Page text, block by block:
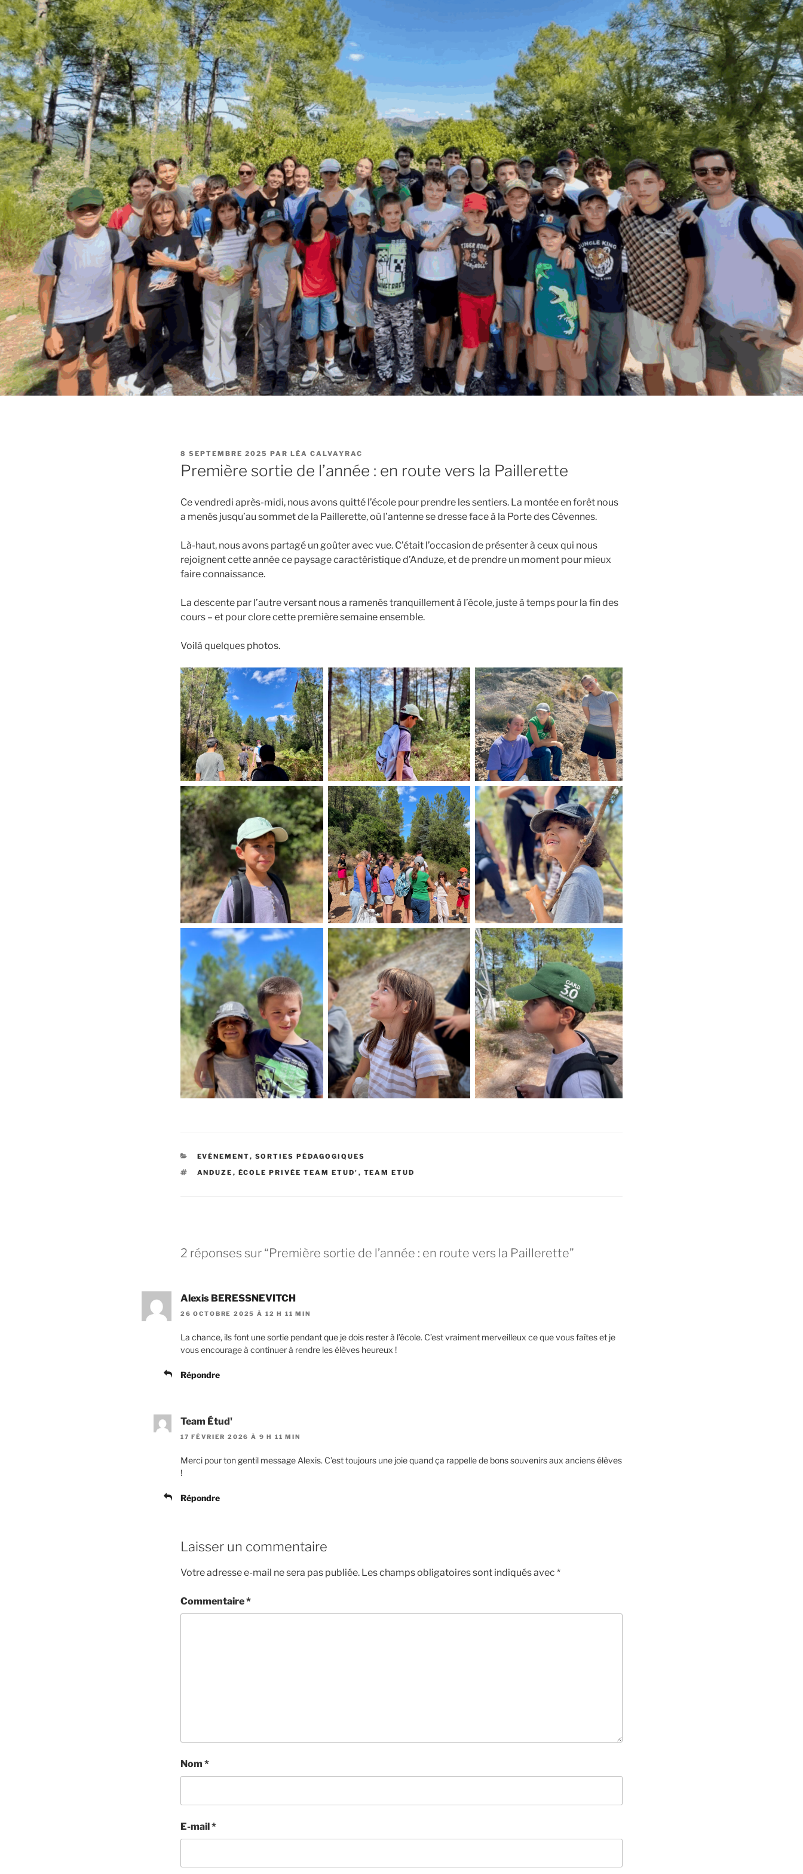
PUBLIÉ
LE
8 SEPTEMBRE 2025 PAR LÉA CALVAYRAC
Première sortie de l’année : en route vers la Paillerette
Ce vendredi après-midi, nous avons quitté l’école pour prendre les sentiers. La montée en forêt nous
a menés jusqu’au sommet de la Paillerette, où l’antenne se dresse face à la Porte des Cévennes.
Là-haut, nous avons partagé un goûter avec vue. C’était l’occasion de présenter à ceux qui nous
rejoignent cette année ce paysage caractéristique d’Anduze, et de prendre un moment pour mieux
faire connaissance.
La descente par l’autre versant nous a ramenés tranquillement à l’école, juste à temps pour la fin des
cours – et pour clore cette première semaine ensemble.
Voilà quelques photos.
CATÉGORIES
EVÉNEMENT, SORTIES PÉDAGOGIQUES
ÉTIQUETTES
ANDUZE , ÉCOLE PRIVÉE TEAM ETUD' , TEAM ETUD
2 réponses sur “Première sortie de l’année : en route vers la Paillerette”
Alexis BERESSNEVITCH
26 OCTOBRE 2025 À 12 H 11 MIN
La chance, ils font une sortie pendant que je dois rester à l’école. C’est vraiment merveilleux ce que vous faîtes et je
vous encourage à continuer à rendre les élèves heureux !
Répondre
Team Étud'
17 FÉVRIER 2026 À 9 H 11 MIN
Merci pour ton gentil message Alexis. C’est toujours une joie quand ça rappelle de bons souvenirs aux anciens élèves
!
Répondre
Laisser un commentaire
Votre adresse e-mail ne sera pas publiée. Les champs obligatoires sont indiqués avec *
Commentaire*
Nom *
E-mail*